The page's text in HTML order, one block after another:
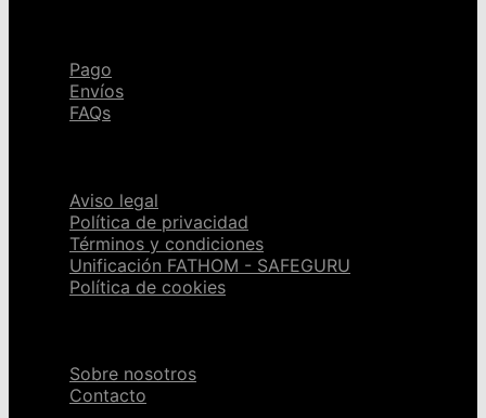
Pago
Envíos
FAQs
Aviso legal
Política de privacidad
Términos y condiciones
Unificación FATHOM - SAFEGURU
Política de cookies
Sobre nosotros
Contacto